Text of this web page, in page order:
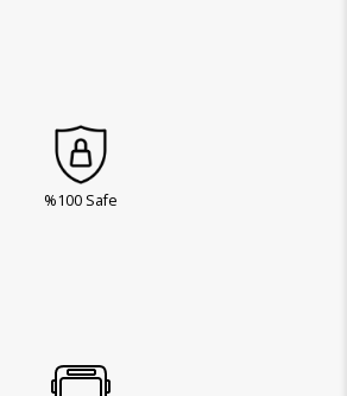
%100 Safe